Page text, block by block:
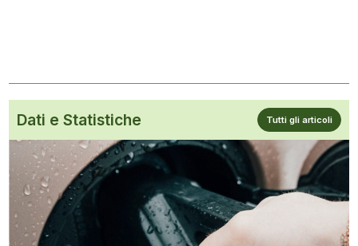
Dati e Statistiche Tutti gli articoli